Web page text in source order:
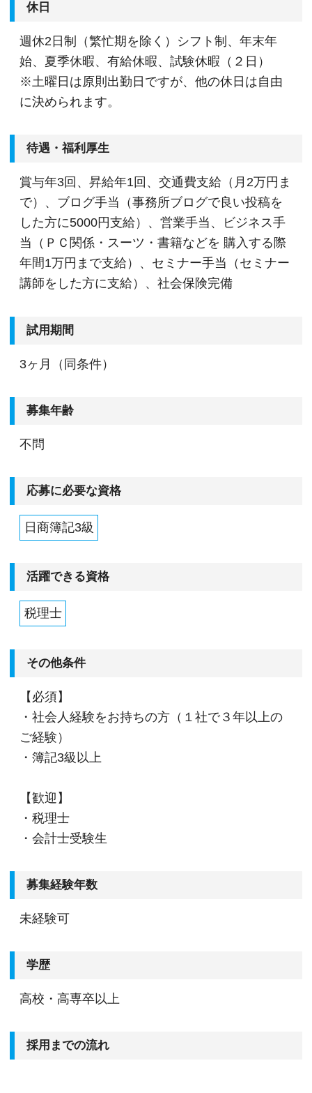
休日
週休2日制（繁忙期を除く）シフト制、年末年
始、夏季休暇、有給休暇、試験休暇（２日）
※土曜日は原則出勤日ですが、他の休日は自由
に決められます。
待遇・福利厚生
賞与年3回、昇給年1回、交通費支給（月2万円ま
で）、ブログ手当（事務所ブログで良い投稿を
した方に5000円支給）、営業手当、ビジネス手
当（ＰＣ関係・スーツ・書籍などを 購入する際
年間1万円まで支給）、セミナー手当（セミナー
講師をした方に支給）、社会保険完備
試用期間
3ヶ月（同条件）
募集年齢
不問
応募に必要な資格
日商簿記3級
活躍できる資格
税理士
その他条件
【必須】
・社会人経験をお持ちの方（１社で３年以上の
ご経験）
・簿記3級以上
【歓迎】
・税理士
・会計士受験生
募集経験年数
未経験可
学歴
高校・高専卒以上
採用までの流れ